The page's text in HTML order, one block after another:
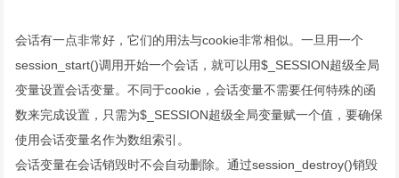
会话有一点非常好，它们的用法与cookie非常相似。一旦用一个
session_start()调用开始一个会话，就可以用$_SESSION超级全局
变量设置会话变量。不同于cookie，会话变量不需要任何特殊的函
数来完成设置，只需为$_SESSION超级全局变量赋一个值，要确保
使用会话变量名作为数组索引。
会话变量在会话销毁时不会自动删除。通过session_destroy()销毁